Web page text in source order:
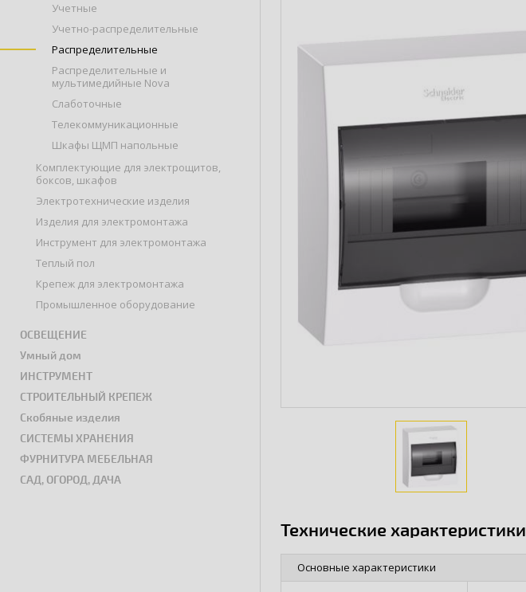
Учетные
Учетно-распределительные
Распределительные
Распределительные и
мультимедийные Nova
Слаботочные
Телекоммуникационные
Шкафы ЩМП напольные
Комплектующие для электрощитов,
боксов, шкафов
Электротехнические изделия
Изделия для электромонтажа
Инструмент для электромонтажа
Теплый пол
Крепеж для электромонтажа
Промышленное оборудование
ОСВЕЩЕНИЕ
Умный дом
ИНСТРУМЕНТ
СТРОИТЕЛЬНЫЙ КРЕПЕЖ
Скобяные изделия
СИСТЕМЫ ХРАНЕНИЯ
ФУРНИТУРА МЕБЕЛЬНАЯ
САД, ОГОРОД, ДАЧА
Технические характеристики
Основные характеристики